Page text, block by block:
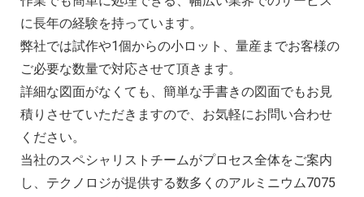
に長年の経験を持っています。
弊社では試作や1個からの小ロット、量産までお客様の
ご必要な数量で対応させて頂きます。
詳細な図面がなくても、簡単な手書きの図面でもお見
積りさせていただきますので、お気軽にお問い合わせ
ください。
当社のスペシャリストチームがプロセス全体をご案内
し、テクノロジが提供する数多くのアルミニウム7075